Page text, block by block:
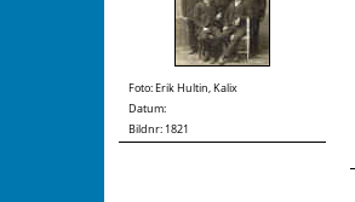
Foto:Erik Hultin, Kalix
Datum:
Bildnr: 1821